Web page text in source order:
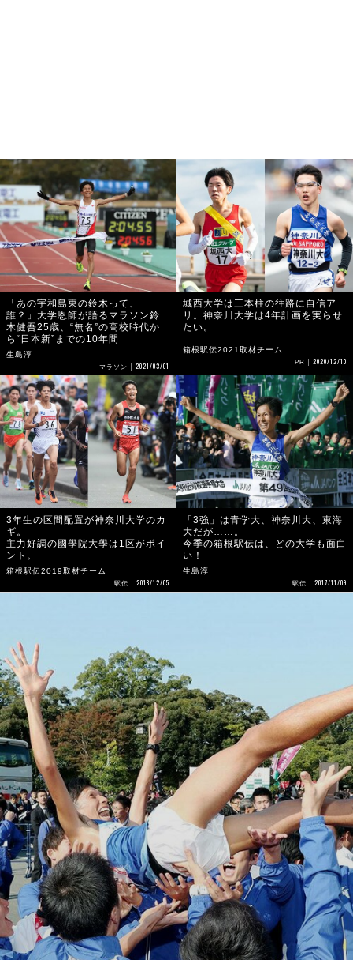
「あの宇和島東の鈴木って、
誰？」大学恩師が語るマラソン鈴
木健吾25歳、“無名”の高校時代か
ら“日本新”までの10年間
生島淳
マラソン 2021/03/01
城西大学は三本柱の往路に自信ア
リ。神奈川大学は4年計画を実らせ
たい。
箱根駅伝2021取材チーム
PR 2020/12/10
3年生の区間配置が神奈川大学のカ
ギ。
主力好調の國學院大學は1区がポイ
ント。
箱根駅伝2019取材チーム
駅伝 2018/12/05
「3強」は青学大、神奈川大、東海
大だが……。
今季の箱根駅伝は、どの大学も面白
い！
生島淳
駅伝 2017/11/09